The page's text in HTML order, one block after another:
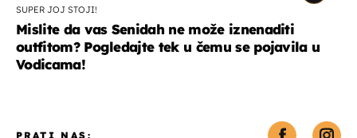
SUPER JOJ STOJI!
Mislite da vas Senidah ne može iznenaditi
outfitom? Pogledajte tek u čemu se pojavila u
Vodicama!
PRATI NAS: